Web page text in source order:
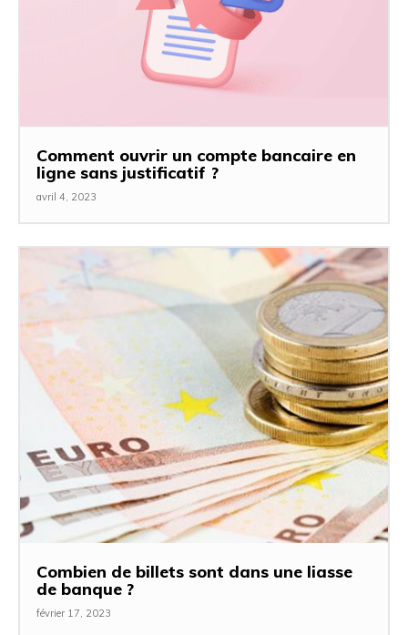
Comment ouvrir un compte bancaire en
ligne sans justificatif ?
avril 4, 2023
Combien de billets sont dans une liasse
de banque ?
février 17, 2023